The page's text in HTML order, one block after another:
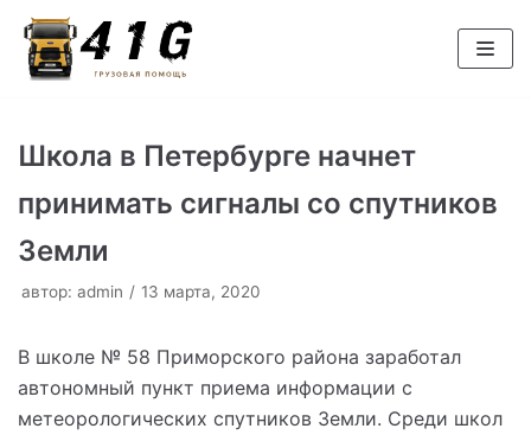
Перейти
к
Школа в Петербурге начнет
принимать сигналы со спутников
Земли
автор: admin 13 марта, 2020
В школе № 58 Приморского района заработал
автономный пункт приема информации с
метеорологических спутников Земли. Среди школ